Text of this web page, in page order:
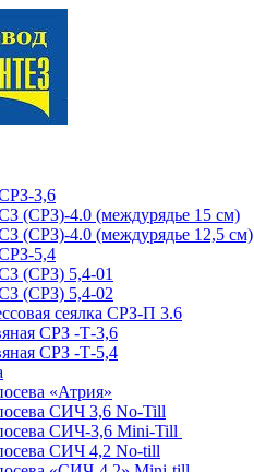
3,6
(СРЗ)-4.0 (междурядье 15 см)
(СРЗ)-4.0 (междурядье 12,5 см)
5,4
(СРЗ) 5,4-01
(СРЗ) 5,4-02
сеялка СРЗ-П 3.6
СРЗ -Т-3,6
СРЗ -Т-5,4
«Атрия»
СИЧ 3,6 No-Till
СИЧ-3,6 Mini-Till
СИЧ 4,2 No-till